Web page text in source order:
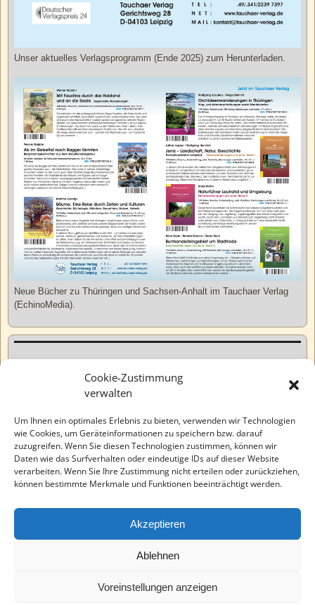
Cookie-Zustimmung
verwalten
Um Ihnen ein optimales Erlebnis zu bieten, verwenden wir Technologien
wie Cookies, um Geräteinformationen zu speichern bzw. darauf
zuzugreifen. Wenn Sie diesen Technologien zustimmen, können wir
Daten wie das Surfverhalten oder eindeutige IDs auf dieser Website
verarbeiten. Wenn Sie Ihre Zustimmung nicht erteilen oder zurückziehen,
können bestimmte Merkmale und Funktionen beeinträchtigt werden.
Akzeptieren
Ablehnen
Voreinstellungen anzeigen
Unser aktuelles Verlagsprogramm (Ende 2025) zum Herunterladen.
Neue Bücher zu Thüringen und Sachsen-Anhalt im Tauchaer Verlag
(EchinoMedia).
Varia